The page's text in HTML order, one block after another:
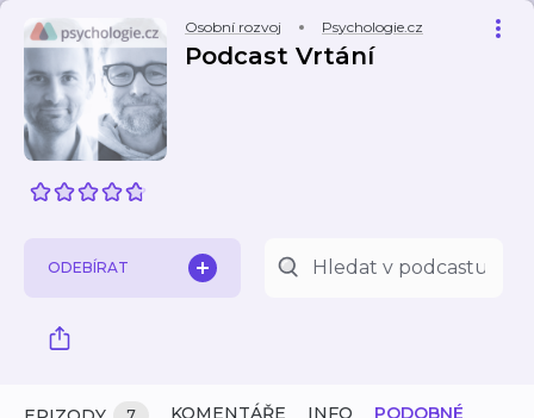
Osobní rozvoj Psychologie.cz
Podcast Vrtání
ODEBÍRAT
KOMENTÁŘE INFO PODOBNÉ